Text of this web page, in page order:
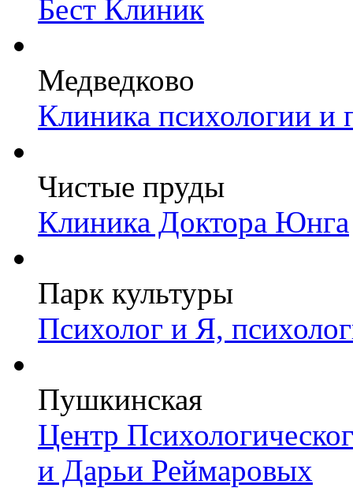
Бест Клиник
Медведково
Клиника психологии и
Чистые пруды
Клиника Доктора Юнга
Парк культуры
Психолог и Я,
Пушкинская
Центр
и Дарьи Реймаровых